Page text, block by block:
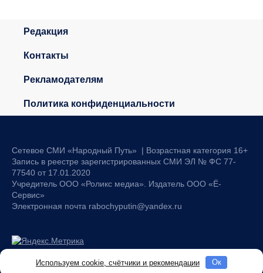
Редакция
Контакты
Рекламодателям
Политика конфиденциальности
Сетевое СМИ «Народный Путь» | Возрастная категория 16+
Запись в реестре зарегистрированных СМИ ЭЛ № ФС 77-
77540 от 17.01.2020
Учредитель ООО «Роликс медиа». Издатель ООО «Ё-
Сервис»
Электронная почта rabochyputin@yandex.ru
Используем cookie, счётчики и рекомендации Oк